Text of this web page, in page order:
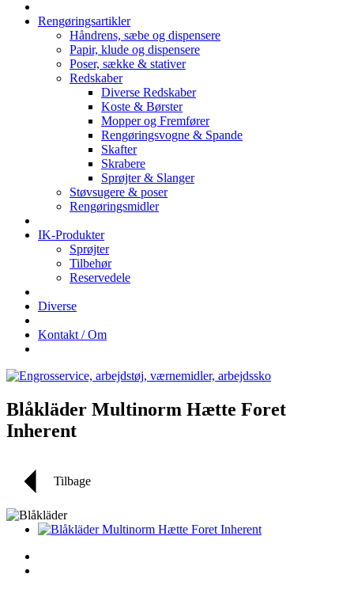
Rengøringsartikler
Håndrens, sæbe og dispensere
Papir, klude og dispensere
Poser, sække & stativer
Redskaber
Diverse Redskaber
Koste & Børster
Mopper og Fremfører
Rengøringsvogne & Spande
Skafter
Skrabere
Sprøjter & Slanger
Støvsugere & poser
Rengøringsmidler
IK-Produkter
Sprøjter
Tilbehør
Reservedele
Diverse
Kontakt / Om
Blåkläder Multinorm Hætte Foret
Inherent
Tilbage